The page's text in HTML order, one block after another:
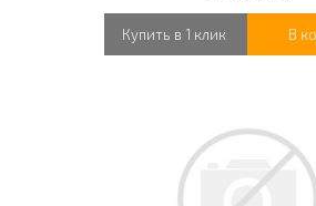
Купить в 1 клик В